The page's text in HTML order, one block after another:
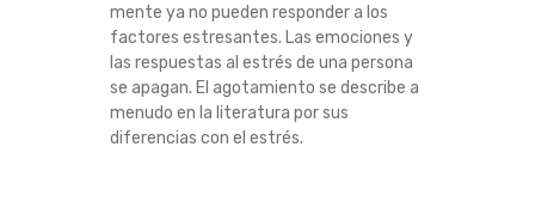
mente ya no pueden responder a los
factores estresantes. Las emociones y
las respuestas al estrés de una persona
se apagan. El agotamiento se describe a
menudo en la literatura por sus
diferencias con el estrés.